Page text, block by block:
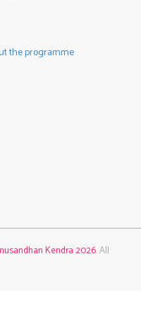
the programme
Kendra 2026. All